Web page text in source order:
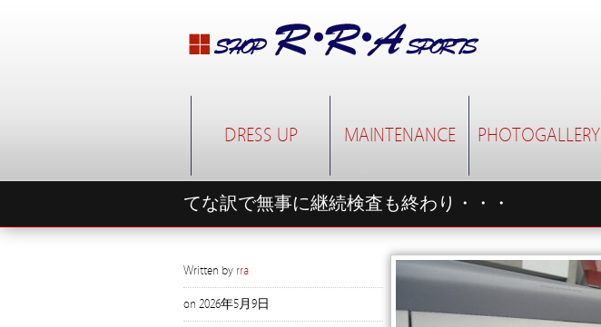
DRESS UP MAINTENANCE PHOTOGALLERY
てな訳で無事に継続検査も終わり・・・
Written by rra
on 2026年5月9日